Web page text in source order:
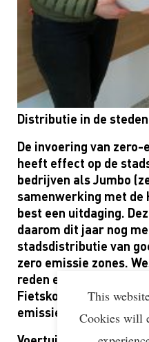
Distributie in de steden
De invoering van
heeft effect op de
bedrijven als Jumbo (
samenwerking met de
best een uitdaging.
daarom dit jaar nog
stadsdistributie van
zero emissie zones.
reden een
Fietskoeriersen ook
emissievrije
This
Cookies will